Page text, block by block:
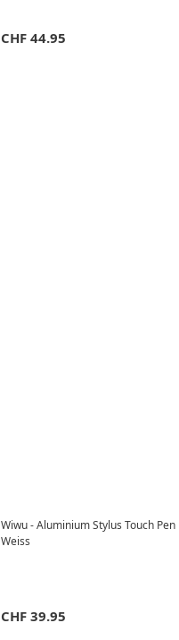
CHF 44.95
Wiwu - Aluminium Stylus Touch
Weiss
CHF 39.95